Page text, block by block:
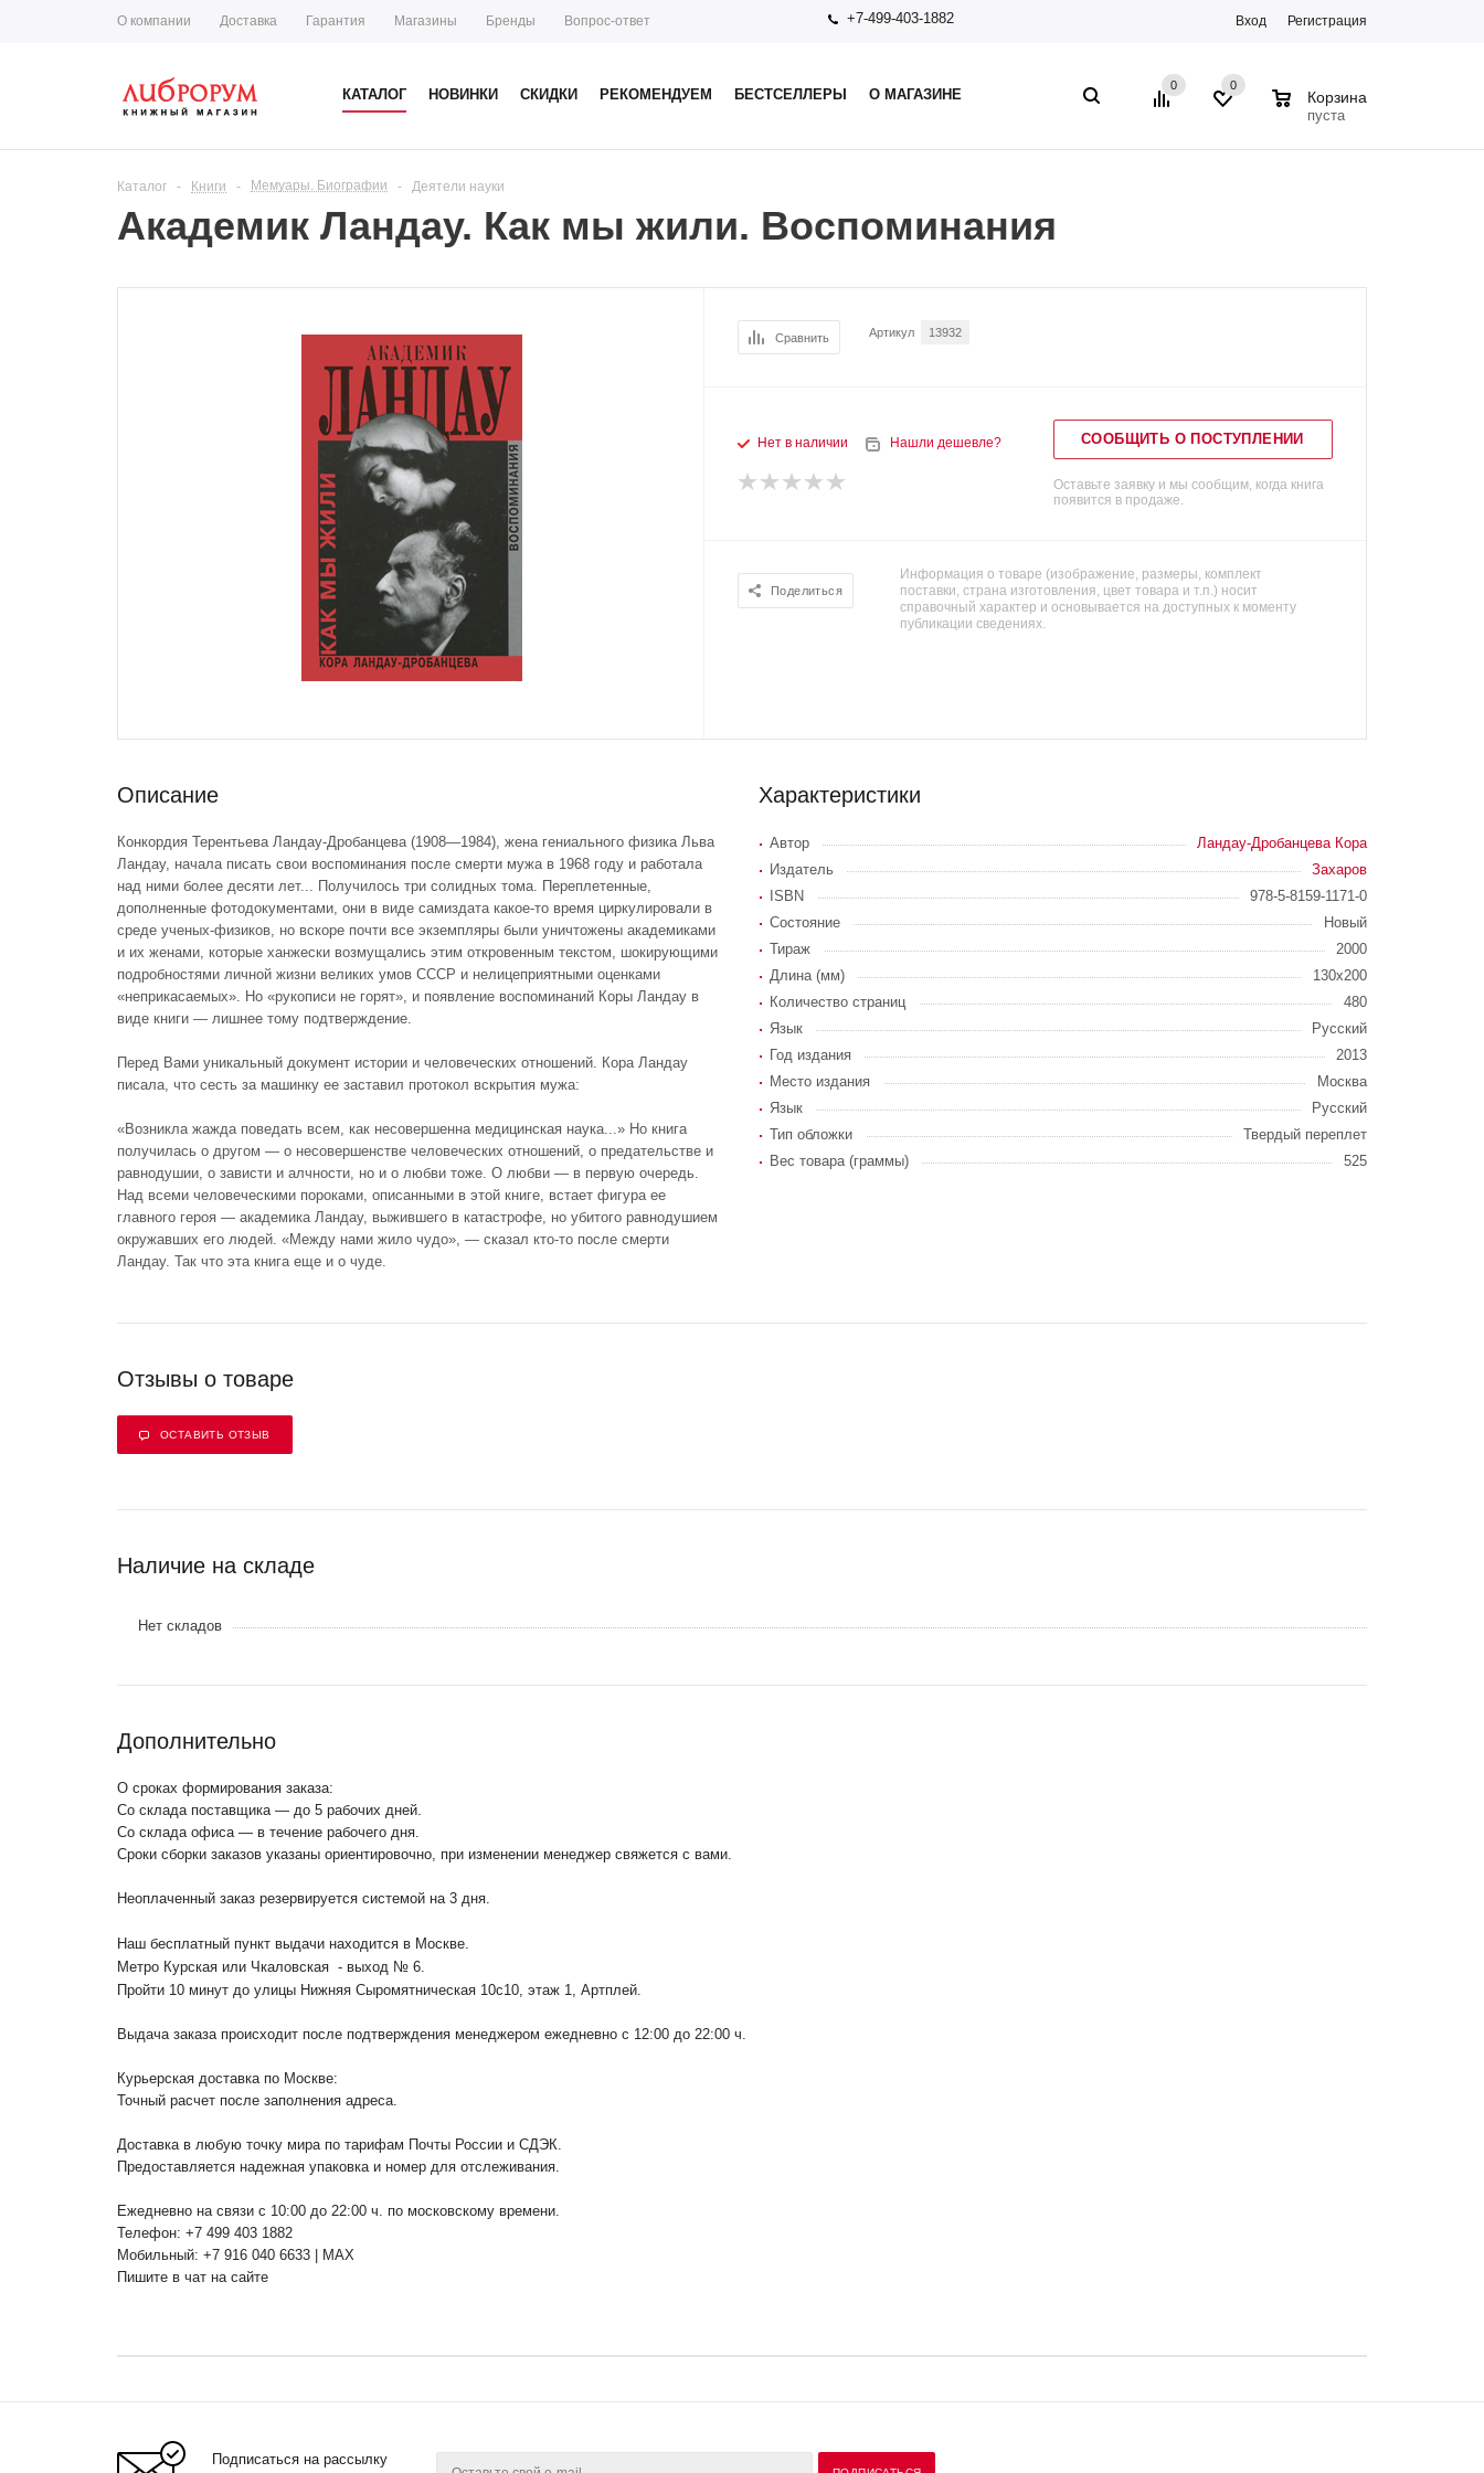
О компании Доставка Гарантия Магазины Бренды Вопрос-ответ +7-499-403-1882 Вход Регистрация
КАТАЛОГ НОВИНКИ СКИДКИ РЕКОМЕНДУЕМ БЕСТСЕЛЛЕРЫ О МАГАЗИНЕ
0 0
Корзина
пуста
Каталог - Книги - Мемуары. Биографии - Деятели науки
Академик Ландау. Как мы жили. Воспоминания
Сравнить Артикул 13932
Нет в наличии Нашли дешевле? СООБЩИТЬ О ПОСТУПЛЕНИИ
Оставьте заявку и мы сообщим, когда книга
появится в продаже.
Поделиться
Информация о товаре (изображение, размеры, комплект
поставки, страна изготовления, цвет товара и т.п.) носит
справочный характер и основывается на доступных к моменту
публикации сведениях.
Описание
Конкордия Терентьева Ландау-Дробанцева (1908—1984), жена гениального физика Льва
Ландау, начала писать свои воспоминания после смерти мужа в 1968 году и работала
над ними более десяти лет... Получилось три солидных тома. Переплетенные,
дополненные фотодокументами, они в виде самиздата какое-то время циркулировали в
среде ученых-физиков, но вскоре почти все экземпляры были уничтожены академиками
и их женами, которые ханжески возмущались этим откровенным текстом, шокирующими
подробностями личной жизни великих умов СССР и нелицеприятными оценками
«неприкасаемых». Но «рукописи не горят», и появление воспоминаний Коры Ландау в
виде книги — лишнее тому подтверждение.
Перед Вами уникальный документ истории и человеческих отношений. Кора Ландау
писала, что сесть за машинку ее заставил протокол вскрытия мужа:
«Возникла жажда поведать всем, как несовершенна медицинская наука...» Но книга
получилась о другом — о несовершенстве человеческих отношений, о предательстве и
равнодушии, о зависти и алчности, но и о любви тоже. О любви — в первую очередь.
Над всеми человеческими пороками, описанными в этой книге, встает фигура ее
главного героя — академика Ландау, выжившего в катастрофе, но убитого равнодушием
окружавших его людей. «Между нами жило чудо», — сказал кто-то после смерти
Ландау. Так что эта книга еще и о чуде.
Характеристики
Автор
Ландау-Дробанцева Кора
Издатель
Захаров
ISBN
978-5-8159-1171-0
Состояние
Новый
Тираж
2000
Длина (мм)
130х200
Количество страниц
480
Язык
Русский
Год издания
2013
Место издания
Москва
Язык
Русский
Тип обложки
Твердый переплет
Вес товара (граммы)
525
Отзывы о товаре
ОСТАВИТЬ ОТЗЫВ
Наличие на складе
Нет складов
Дополнительно
О сроках формирования заказа:
Со склада поставщика — до 5 рабочих дней.
Со склада офиса — в течение рабочего дня.
Сроки сборки заказов указаны ориентировочно, при изменении менеджер свяжется с вами.
Неоплаченный заказ резервируется системой на 3 дня.
Наш бесплатный пункт выдачи находится в Москве.
Метро Курская или Чкаловская - выход № 6.
Пройти 10 минут до улицы Нижняя Сыромятническая 10с10 , этаж 1, Артплей.
Выдача заказа происходит после подтверждения менеджером ежедневно с 12:00 до 22:00 ч.
Курьерская доставка по Москве:
Точный расчет после заполнения адреса.
Доставка в любую точку мира по тарифам Почты России и СДЭК.
Предоставляется надежная упаковка и номер для отслеживания.
Ежедневно на связи с 10:00 до 22:00 ч. по московскому времени.
Телефон: +7 499 403 1882
Мобильный: +7 916 040 6633 | MAX
Пишите в чат на сайте
Подписаться на рассылку